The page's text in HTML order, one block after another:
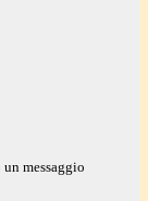
messaggio